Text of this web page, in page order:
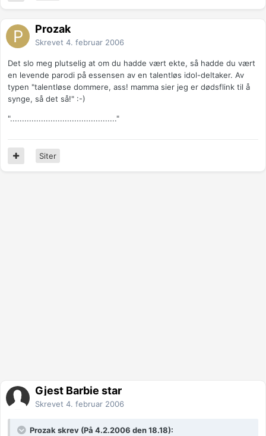
Prozak
Skrevet 4. februar 2006
Det slo meg plutselig at om du hadde vært ekte, så hadde du vært
en levende parodi på essensen av en talentløs idol-deltaker. Av
typen "talentløse dommere, ass! mamma sier jeg er dødsflink til å
synge, så det så!" :-)
"............................................."
Siter
Gjest Barbie star
Skrevet 4. februar 2006
Prozak skrev (På 4.2.2006 den 18.18):